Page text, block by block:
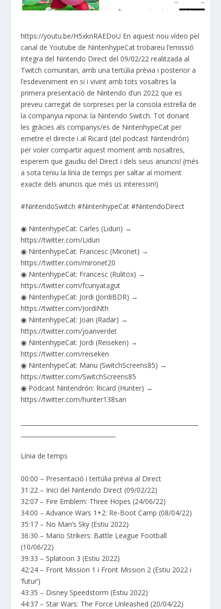
https://youtu.be/H5xknRAEDoU En aquest nou vídeo pel
canal de Youtube de NintenhypeCat trobareu l’emissió
íntegra del Nintendo Direct del 09/02/22 realitzada al
Twitch comunitari, amb una tertúlia prèvia i posterior a
l’esdeveniment en si i vivint amb tots vosaltres la
primera presentació de Nintendo d’un 2022 que es
preveu carregat de sorpreses per la consola estrella de
la companyia nipona: la Nintendo Switch. Tot donant
les gràcies als companys/es de NintenhypeCat per
emetre el directe i al Ricard (del podcast Nintendrón)
per voler compartir aquest moment amb nosaltres,
esperem que gaudiu del Direct i dels seus anuncis! (més
a sota teniu la línia de temps per saltar al moment
exacte dels anuncis que més us interessin!)
#NintendoSwitch #NintenhypeCat #NintendoDirect
◉ NintenhypeCat: Carles (Liduri) →
https://twitter.com/Liduri
◉ NintenhypeCat: Francesc (Mironet) →
https://twitter.com/mironet20
◉ NintenhypeCat: Francesc (Rulitox) →
https://twitter.com/fcunyatagut
◉ NintenhypeCat: Jordi (JordiBDR) →
https://twitter.com/JordiNth
◉ NintenhypeCat: Joan (Radar) →
https://twitter.com/joanverdet
◉ NintenhypeCat: Jordi (Reiseken) →
https://twitter.com/reiseken
◉ NintenhypeCat: Manu (SwitchScreens85) →
https://twitter.com/SwitchScreens85
◉ Podcast Nintendrón: Ricard (Hunter) →
https://twitter.com/hunter138san
Línia de temps
00:00 – Presentació i tertúlia prèvia al Direct
31:22 – Inici del Nintendo Direct (09/02/22)
32:07 – Fire Emblem: Three Hopes (24/06/22)
34:00 – Advance Wars 1+2: Re-Boot Camp (08/04/22)
35:17 – No Man’s Sky (Estiu 2022)
36:30 – Mario Strikers: Battle League Football
(10/06/22)
39:33 – Splatoon 3 (Estiu 2022)
42:24 – Front Mission 1 i Front Mission 2 (Estiu 2022 i
‘futur’)
43:35 – Disney Speedstorm (Estiu 2022)
44:37 – Star Wars: The Force Unleashed (20/04/22)